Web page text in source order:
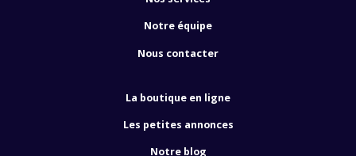
Notre structure
Nos services
Notre équipe
La boutique en ligne